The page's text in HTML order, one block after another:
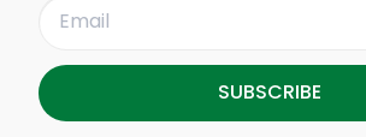
SUBSCRIBE